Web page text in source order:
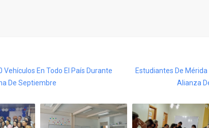
Vehículos En Todo El País Durante
De Septiembre
Estudiantes De
Alianza